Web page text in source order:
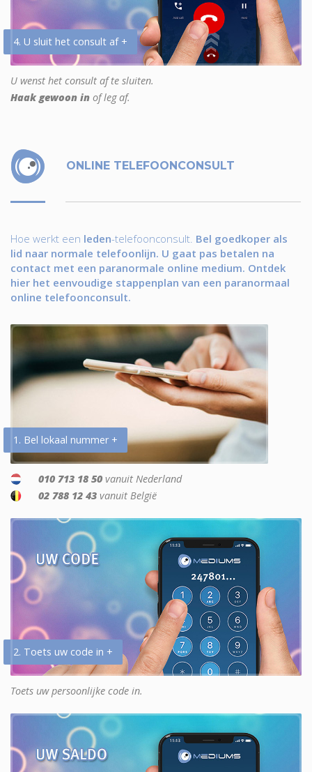
4. U sluit het consult af +
U wenst het consult af te sluiten.
Haak gewoon in of leg af.
ONLINE TELEFOONCONSULT
Hoe werkt een leden-telefoonconsult. Bel goedkoper als
lid naar normale telefoonlijn. U gaat pas betalen na
contact met een paranormale online medium. Ontdek
hier het eenvoudige stappenplan van een paranormaal
online telefoonconsult.
1. Bel lokaal nummer +
010 713 18 50 vanuit Nederland
02 788 12 43 vanuit België
2. Toets uw code in +
Toets uw persoonlijke code in.